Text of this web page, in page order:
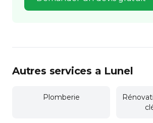
Autres services a Lunel
Plomberie